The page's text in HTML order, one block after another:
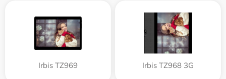
Irbis TZ969 Irbis TZ968 3G